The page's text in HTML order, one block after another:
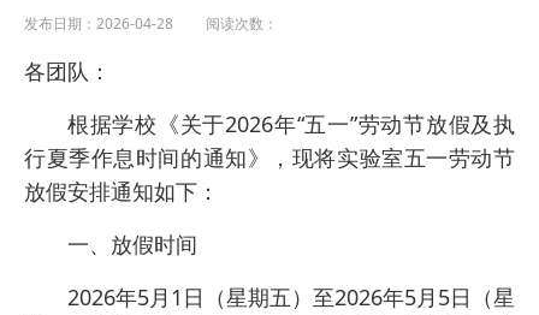
发布日期：2026-04-28 阅读次数：
各团队：
根据学校《关于2026年“五一”劳动节放假及执
行夏季作息时间的通知》，现将实验室五一劳动节
放假安排通知如下：
一、放假时间
2026年5月1日（星期五）至2026年5月 5日（星